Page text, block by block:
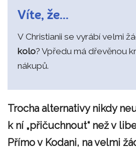
Víte, že...
V Christianii se vyrábí velmi
kolo? Vpředu má dřevěnou
nákupů.
Trocha alternativy nikdy
k ní „přičuchnout“ než v
Přímo v Kodani, na velmi